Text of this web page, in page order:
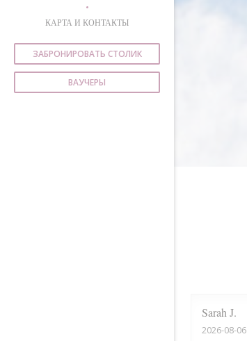
КАРТА И КОНТАКТЫ
ЗАБРОНИРОВАТЬ СТОЛИК
ВАУЧЕРЫ
Sarah J
2026-08-06